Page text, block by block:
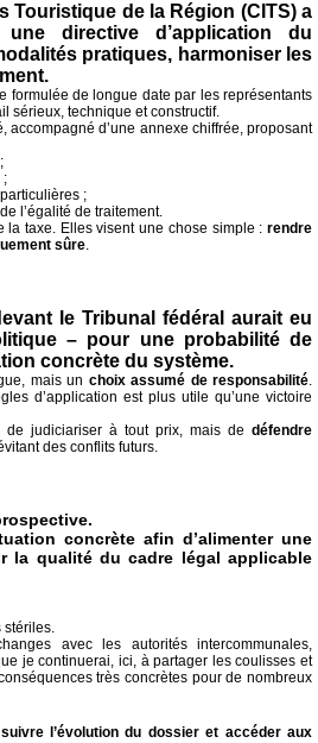
Touristique de la Région (CITS) a
une directive d’application du
pratiques, harmoniser les
formulée de longue date par les représentants
sérieux, technique et constructif.
accompagné d’une annexe chiffrée, proposant
;
;
l’égalité de traitement.
taxe. Elles visent une chose simple : rendre
sûre.
le Tribunal fédéral aurait eu
– pour une probabilité de
concrète du système.
mais un choix assumé de responsabilité.
d’application est plus utile qu’une victoire
de judiciariser à tout prix, mais de défendre
des conflits futurs.
concrète afin d’alimenter une
la qualité du cadre légal applicable
stériles.
avec les autorités intercommunales,
je continuerai, ici, à partager les coulisses et
très concrètes pour de nombreux
l’évolution du dossier et accéder aux